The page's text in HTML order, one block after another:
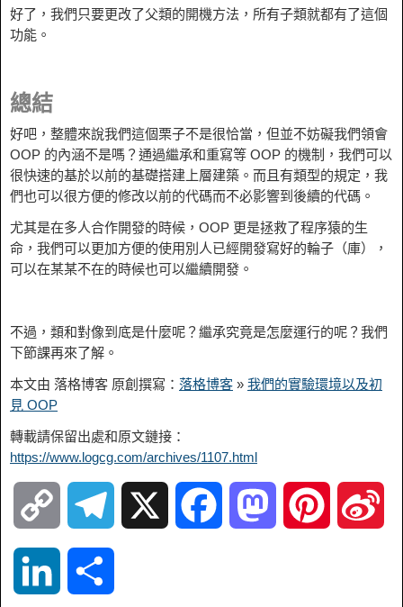
好了，我們只要更改了父類的開機方法，所有子類就都有了這個
功能。
總結
好吧，整體來說我們這個栗子不是很恰當，但並不妨礙我們領會
OOP 的內涵不是嗎？通過繼承和重寫等 OOP 的機制，我們可以
很快速的基於以前的基礎搭建上層建築。而且有類型的規定，我
們也可以很方便的修改以前的代碼而不必影響到後續的代碼。
尤其是在多人合作開發的時候，OOP 更是拯救了程序猿的生
命，我們可以更加方便的使用別人已經開發寫好的輪子（庫），
可以在某某不在的時候也可以繼續開發。
不過，類和對像到底是什麼呢？繼承究竟是怎麼運行的呢？我們
下節課再來了解。
本文由 落格博客 原創撰寫： 落格博客 » 我們的實驗環境以及初
見 OOP
轉載請保留出處和原文鏈接：
https://www.logcg.com/archives/1107.html
o